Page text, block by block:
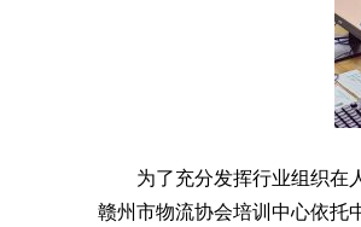
为了充分发挥行业组织在
赣州市物流协会培训中心依托